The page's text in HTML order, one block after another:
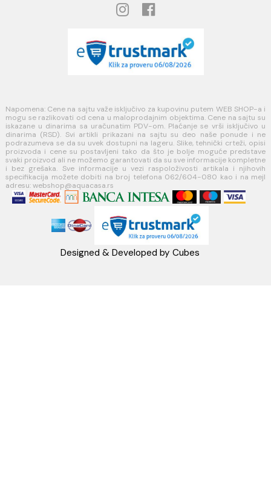
KORISNIČKA PODRŠKA
Kako kreirati korisnički nalog?
Reklamacije
Povraćaj sredstava
Opšti uslovi prodaje u internet prodavnici
Uslovi korišćenja internet prodavnice
Politika privatnosti i zaštita podataka
Politika kolačića
PLAĆANJE I ISPORUKA
Načini plaćanja
Načini isporuke
MINOTTI
Koste Abraševića 12,